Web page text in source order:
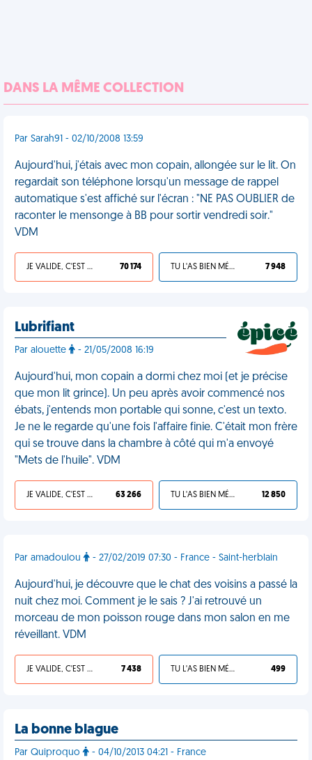
DANS LA MÊME COLLECTION
Par Sarah91 - 02/10/2008 13:59
Aujourd'hui, j'étais avec mon copain, allongée sur le lit. On
regardait son téléphone lorsqu'un message de rappel
automatique s'est affiché sur l'écran : "NE PAS OUBLIER de
raconter le mensonge à BB pour sortir vendredi soir."
VDM
JE VALIDE, C'EST UNE VDM 70 174 TU L'AS BIEN MÉRITÉ 7 948
Lubrifiant
Par alouette - 21/05/2008 16:19
Aujourd'hui, mon copain a dormi chez moi (et je précise
que mon lit grince). Un peu après avoir commencé nos
ébats, j'entends mon portable qui sonne, c'est un texto.
Je ne le regarde qu'une fois l'affaire finie. C'était mon frère
qui se trouve dans la chambre à côté qui m'a envoyé
"Mets de l'huile". VDM
JE VALIDE, C'EST UNE VDM 63 266 TU L'AS BIEN MÉRITÉ 12 850
Par amadoulou - 27/02/2019 07:30 - France - Saint-herblain
Aujourd'hui, je découvre que le chat des voisins a passé la
nuit chez moi. Comment je le sais ? J'ai retrouvé un
morceau de mon poisson rouge dans mon salon en me
réveillant. VDM
JE VALIDE, C'EST UNE VDM 7 438 TU L'AS BIEN MÉRITÉ 499
La bonne blague
Par Quiproquo - 04/10/2013 04:21 - France